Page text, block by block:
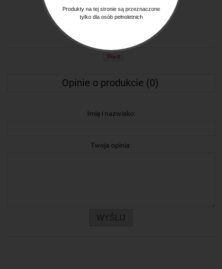
zapytaj o produkt
poleć znajomemu
Opinie o produkcie (0)
Imię i nazwisko:
Twoja opinia:
WYŚLIJ
Produkty na tej stronie są przeznaczone
tylko dla osób pełnoletnich